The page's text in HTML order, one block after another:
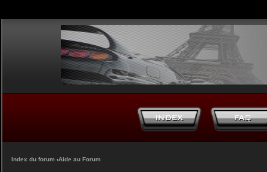
Index du forum ‹Aide au Forum